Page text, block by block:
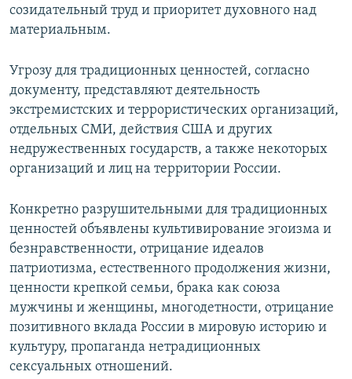
созидательный труд и приоритет духовного над
материальным.
Угрозу для традиционных ценностей, согласно
документу, представляют деятельность
экстремистских и террористических организаций,
отдельных СМИ, действия США и других
недружественных государств, а также некоторых
организаций и лиц на территории России.
Конкретно разрушительными для традиционных
ценностей объявлены культивирование эгоизма и
безнравственности, отрицание идеалов
патриотизма, естественного продолжения жизни,
ценности крепкой семьи, брака как союза
мужчины и женщины, многодетности, отрицание
позитивного вклада России в мировую историю и
культуру, пропаганда нетрадиционных
сексуальных отношений.